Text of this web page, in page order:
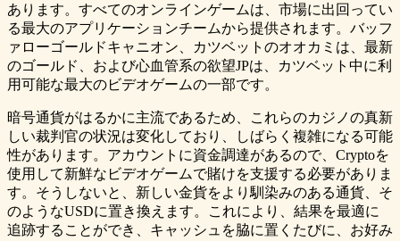
あります。すべてのオンラインゲームは、市場に出回ってい
る最大のアプリケーションチームから提供されます。バッフ
ァローゴールドキャニオン、カツベットのオオカミは、最新
のゴールド、および心血管系の欲望JPは、カツベット中に利
用可能な最大のビデオゲームの一部です。
暗号通貨がはるかに主流であるため、これらのカジノの真新
しい裁判官の状況は変化しており、しばらく複雑になる可能
性があります。アカウントに資金調達があるので、Cryptoを
使用して新鮮なビデオゲームで賭けを支援する必要がありま
す。そうしないと、新しい金貨をより馴染みのある通貨、そ
のようなUSDに置き換えます。これにより、結果を最適に
追跡することができ、キャッシュを脇に置くたびに、お好み